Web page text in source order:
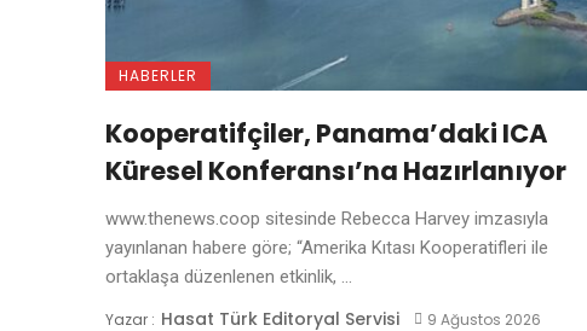
HABERLER
Kooperatifçiler, Panama’daki ICA
Küresel Konferansı’na Hazırlanıyor
www.thenews.coop sitesinde Rebecca Harvey imzasıyla
yayınlanan habere göre; “Amerika Kıtası Kooperatifleri ile
ortaklaşa düzenlenen etkinlik, ...
Yazar : Hasat Türk Editoryal Servisi 9 Ağustos 2026